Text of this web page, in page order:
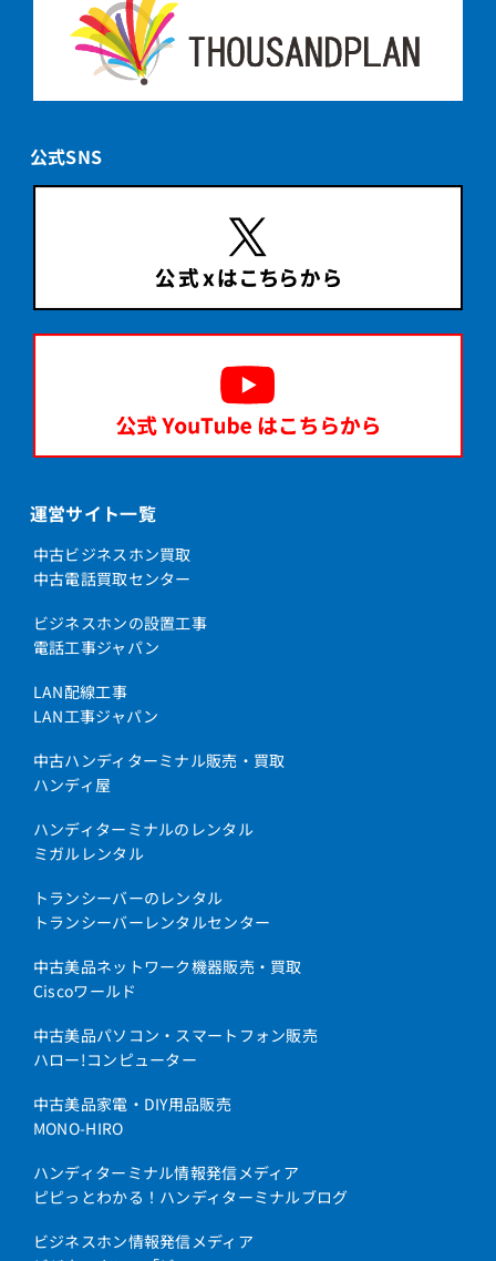
公式SNS
運営サイト一覧
中古ビジネスホン買取
中古電話買取センター
ビジネスホンの設置工事
電話工事ジャパン
LAN配線工事
LAN工事ジャパン
中古ハンディターミナル販売・買取
ハンディ屋
ハンディターミナルのレンタル
ミガルレンタル
トランシーバーのレンタル
トランシーバーレンタルセンター
中古美品ネットワーク機器販売・買取
Ciscoワールド
中古美品パソコン・スマートフォン販売
ハロー!コンピューター
中古美品家電・DIY用品販売
MONO-HIRO
ハンディターミナル情報発信メディア
ピピっとわかる！ハンディターミナルブログ
ビジネスホン情報発信メディア